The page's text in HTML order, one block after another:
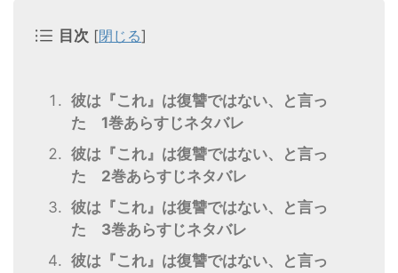
目次 [閉じる]
彼は『これ』は復讐ではない、と言っ
た 1巻あらすじネタバレ
彼は『これ』は復讐ではない、と言っ
た 2巻あらすじネタバレ
彼は『これ』は復讐ではない、と言っ
た 3巻あらすじネタバレ
彼は『これ』は復讐ではない、と言っ